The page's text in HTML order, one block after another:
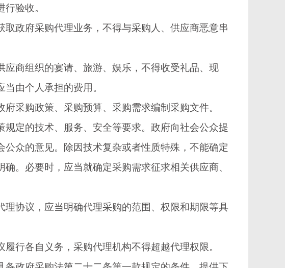
验收。
府采购代理业务，不得与采购人、供应商恶意串
商组织的宴请、旅游、娱乐，不得收受礼品、现
由个人承担的费用。
购政策、采购预算、采购需求编制采购文件。
定的技术、服务、安全等要求。政府向社会公众提
众的意见。除因技术复杂或者性质特殊，不能确定
。必要时，应当就确定采购需求征求相关供应商、
议，应当明确代理采购的范围、权限和期限等具
各自义务，采购代理机构不得超越代理权限。